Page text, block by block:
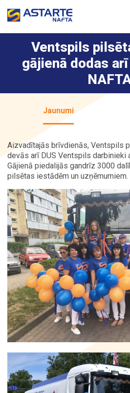
Akcijas
Uzpildes stacijas
Pakalpojumi
Vairumtirdzniecība
Kontakti
Ventspils
gājienā dodas arī
Jaunumi
Aizvadītajās brīvdienās, Ventspils
devās arī DUS Ventspils darbinieki
Gājienā piedalijās gandrīz 3000
pilsētas iestādēm un uzņēmumiem.